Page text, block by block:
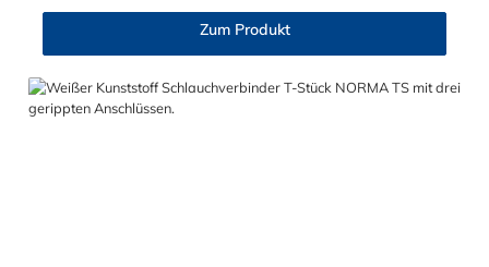
Reduzierstutzen hergestellt werden: 4 mm - 3 mm 5 mm - 4 mm
Stutzen gewährleistet einen sicheren Sitz des Schlauches.
Gegebenenfalls kann eine zusätzliche Sicherung der
Zum Produkt